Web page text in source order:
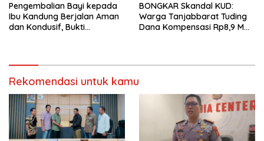
Pengembalian Bayi kepada
Ibu Kandung Berjalan Aman
dan Kondusif, Bukti
BONGKAR Skandal KUD:
Warga Tanjabbarat Tuding
Dana Kompensasi Rp8,9 M
Rekomendasi untuk kamu